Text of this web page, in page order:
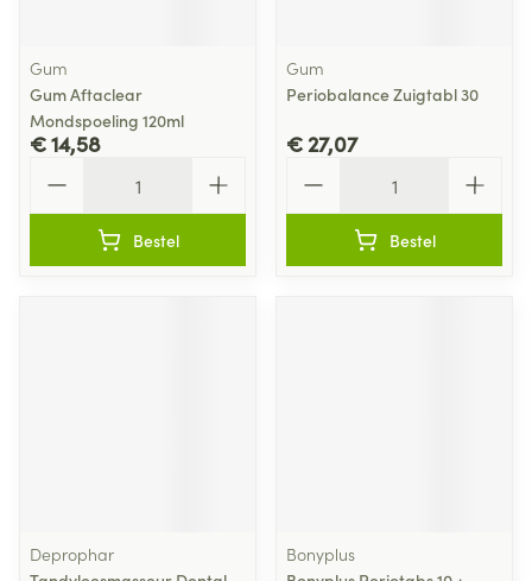
Gum
Gum Aftaclear
Mondspoeling 120ml
€ 14,58
Bestel
Gum
Periobalance Zuigtabl 30
€ 27,07
Bestel
Deprophar
Bonyplus